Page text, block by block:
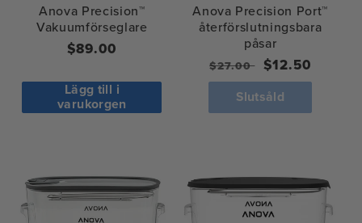
Anova Precision™
Vakuumförseglare
Ordinarie
$89.00
Lägg till i
varukorgen
Anova Precision Port™
återförslutningsbara
påsar
Ordinarie
pris
$27.00 $12.50
Slutsåld